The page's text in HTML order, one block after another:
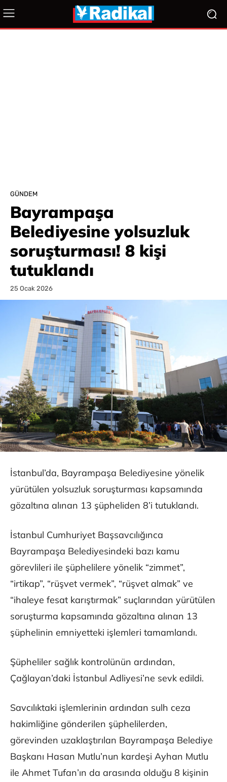
GÜNDEM
Bayrampaşa
Belediyesine yolsuzluk
soruşturması! 8 kişi
tutuklandı
25 Ocak 2026
İstanbul’da, Bayrampaşa Belediyesine yönelik
yürütülen yolsuzluk soruşturması kapsamında
gözaltına alınan 13 şüpheliden 8’i tutuklandı.
İstanbul Cumhuriyet Başsavcılığınca
Bayrampaşa Belediyesindeki bazı kamu
görevlileri ile şüphelilere yönelik “zimmet”,
“irtikap”, “rüşvet vermek”, “rüşvet almak” ve
“ihaleye fesat karıştırmak” suçlarından yürütülen
soruşturma kapsamında gözaltına alınan 13
şüphelinin emniyetteki işlemleri tamamlandı.
Şüpheliler sağlık kontrolünün ardından,
Çağlayan’daki İstanbul Adliyesi’ne sevk edildi.
Savcılıktaki işlemlerinin ardından sulh ceza
hakimliğine gönderilen şüphelilerden,
görevinden uzaklaştırılan Bayrampaşa Belediye
Başkanı Hasan Mutlu’nun kardeşi Ayhan Mutlu
ile Ahmet Tufan’ın da arasında olduğu 8 kişinin